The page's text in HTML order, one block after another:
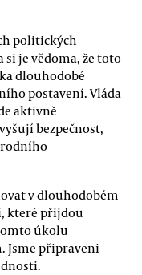
politických
si je vědoma, že toto
dlouhodobé
postavení. Vláda
aktivně
bezpečnost,
v dlouhodobém
které přijdou
úkolu
Jsme připraveni